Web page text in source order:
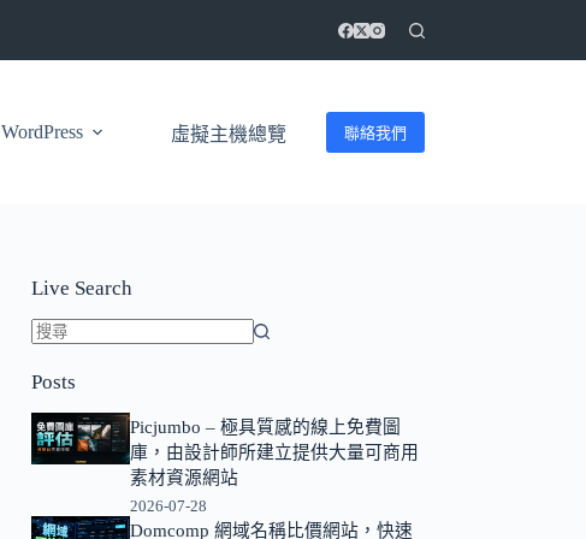
WordPress 虛擬主機總覽 聯絡我們
Live Search
不
到
符
件
Posts
Picjumbo – 極具質感的線上免費圖
庫，由設計師所建立提供大量可商用
素材資源網站
2026-07-28
Domcomp 網域名稱比價網站，快速